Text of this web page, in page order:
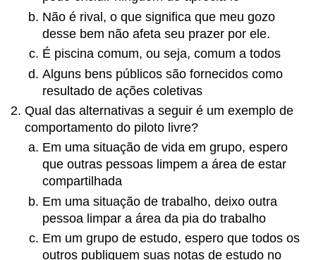
Não é rival, o que significa que meu gozo
desse bem não afeta seu prazer por ele.
É piscina comum, ou seja, comum a todos
Alguns bens públicos são fornecidos como
resultado de ações coletivas
Qual das alternativas a seguir é um exemplo de
comportamento do piloto livre?
Em uma situação de vida em grupo, espero
que outras pessoas limpem a área de estar
compartilhada
Em uma situação de trabalho, deixo outra
pessoa limpar a área da pia do trabalho
Em um grupo de estudo, espero que todos os
outros publiquem suas notas de estudo no